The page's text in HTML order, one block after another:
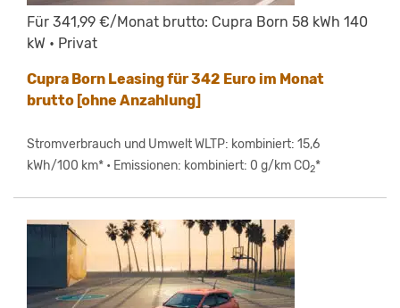
Für 341,99 €/Monat brutto: Cupra Born 58 kWh 140
kW • Privat
Cupra Born Leasing für 342 Euro im Monat
brutto [ohne Anzahlung]
Stromverbrauch und Umwelt WLTP: kombiniert: 15,6
kWh/100 km* • Emissionen: kombiniert: 0 g/km CO2*